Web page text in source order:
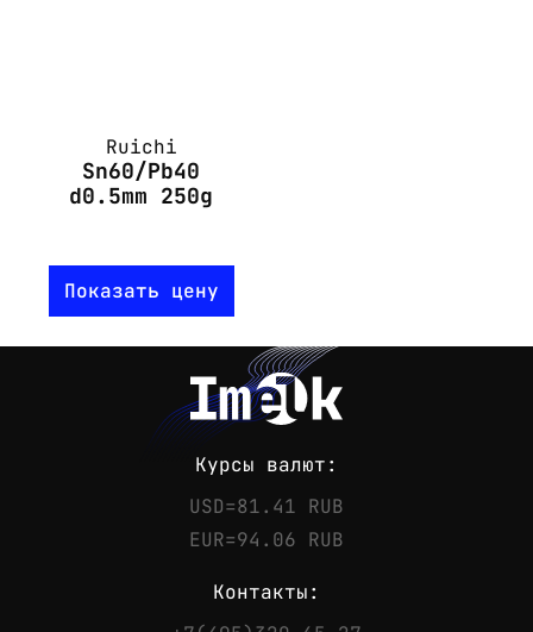
Ruichi
Sn60/Pb40
d0.5mm 250g
Показать цену
Курсы валют:
USD=81.41 RUB
EUR=94.06 RUB
Контакты: